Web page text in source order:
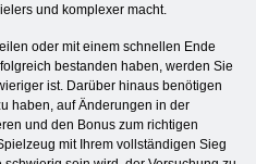
und komplexer macht.
oder mit einem schnellen Ende
bestanden haben, werden Sie
ist. Darüber hinaus benötigen
haben, auf Änderungen in der
und den Bonus zum richtigen
mit Ihrem vollständigen Sieg